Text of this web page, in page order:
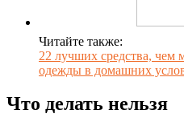
Читайте также:
22 лучших средства, чем
одежды в домашних
Что делать нельзя